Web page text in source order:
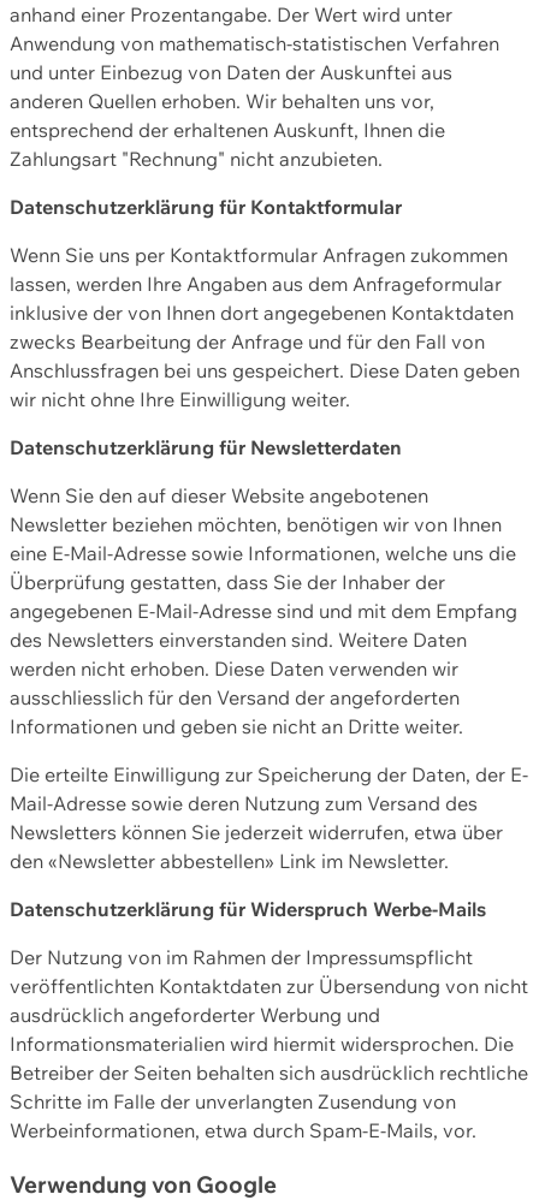
anhand einer Prozentangabe. Der Wert wird unter
Anwendung von mathematisch-statistischen Verfahren
und unter Einbezug von Daten der Auskunftei aus
anderen Quellen erhoben. Wir behalten uns vor,
entsprechend der erhaltenen Auskunft, Ihnen die
Zahlungsart "Rechnung" nicht anzubieten.
Datenschutzerklärung für Kontaktformular
Wenn Sie uns per Kontaktformular Anfragen zukommen
lassen, werden Ihre Angaben aus dem Anfrageformular
inklusive der von Ihnen dort angegebenen Kontaktdaten
zwecks Bearbeitung der Anfrage und für den Fall von
Anschlussfragen bei uns gespeichert. Diese Daten geben
wir nicht ohne Ihre Einwilligung weiter.
Datenschutzerklärung für Newsletterdaten
Wenn Sie den auf dieser Website angebotenen
Newsletter beziehen möchten, benötigen wir von Ihnen
eine E-Mail-Adresse sowie Informationen, welche uns die
Überprüfung gestatten, dass Sie der Inhaber der
angegebenen E-Mail-Adresse sind und mit dem Empfang
des Newsletters einverstanden sind. Weitere Daten
werden nicht erhoben. Diese Daten verwenden wir
ausschliesslich für den Versand der angeforderten
Informationen und geben sie nicht an Dritte weiter.
Die erteilte Einwilligung zur Speicherung der Daten, der E-
Mail-Adresse sowie deren Nutzung zum Versand des
Newsletters können Sie jederzeit widerrufen, etwa über
den «Newsletter abbestellen» Link im Newsletter.
Datenschutzerklärung für Widerspruch Werbe-Mails
Der Nutzung von im Rahmen der Impressumspflicht
veröffentlichten Kontaktdaten zur Übersendung von nicht
ausdrücklich angeforderter Werbung und
Informationsmaterialien wird hiermit widersprochen. Die
Betreiber der Seiten behalten sich ausdrücklich rechtliche
Schritte im Falle der unverlangten Zusendung von
Werbeinformationen, etwa durch Spam-E-Mails, vor.
Verwendung von Google